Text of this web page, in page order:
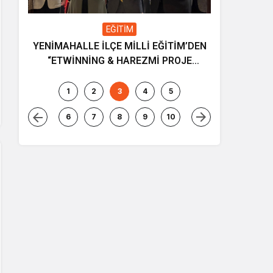
EĞİTİM
YENİMAHALLE İLÇE MİLLİ EĞİTİM’DEN
“ETWİNNİNG & HAREZMİ PROJE
1 2 3 4 5
6 7 8 9 10